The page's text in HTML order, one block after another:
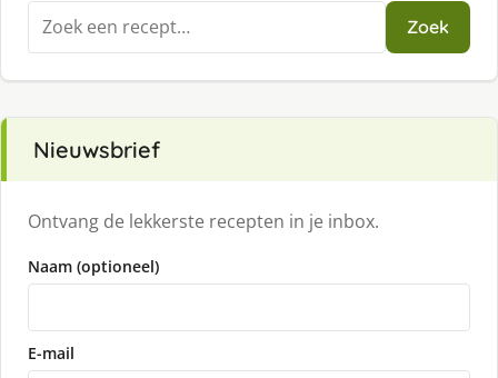
Zoeken
naar:
Zoek
Nieuwsbrief
Ontvang de lekkerste recepten in je inbox.
Naam (optioneel)
E-mail